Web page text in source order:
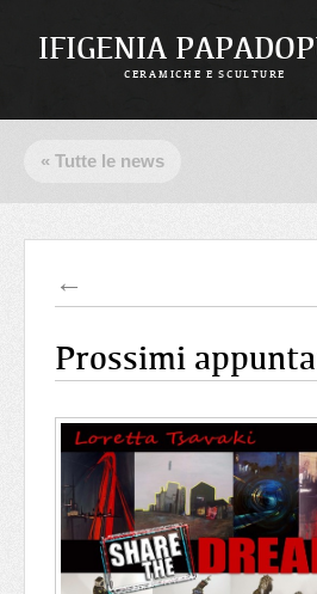
IFIGENIA
CERAMICHE E SCULTURE
« Tutte le news
←
Prossimi